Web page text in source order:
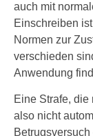
auch mit
Einschreiben
Normen zur
verschieden
Anwendung
Eine Strafe,
also nicht